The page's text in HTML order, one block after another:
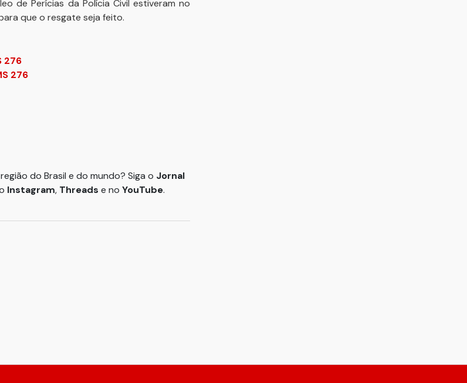
de Perícias da Polícia Civil estiveram no
que o resgate seja feito.
276
276
do Brasil e do mundo? Siga o Jornal
Instagram, Threads e no YouTube.